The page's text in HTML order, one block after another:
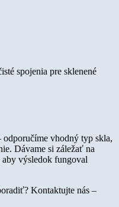
spojenia pre sklenené
vhodný typ skla,
Dávame si záležať na
aby výsledok fungoval
Kontaktujte nás –